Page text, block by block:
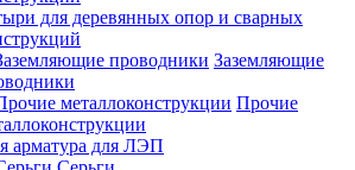
для деревянных опор и сварных
Заземляющие
Прочие
арматура для ЛЭП